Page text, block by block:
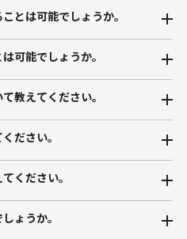
とは可能でしょうか。
可能でしょうか。
教えてください。
ださい。
ください。
ょうか。